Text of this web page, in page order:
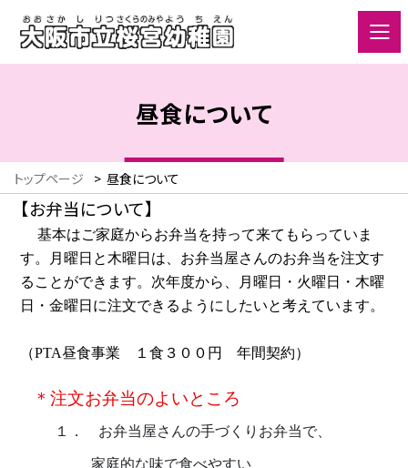
昼食について
トップページ > 昼食について
【お弁当について】
基本はご家庭からお弁当を持って来てもらっていま
す。
月曜日と木曜日は、お弁当屋さんのお弁当を注文す
る ことができ ます。次年度から、月曜日・火曜日・木曜
日・金曜日に注文できるように したいと考えています。
（PTA昼食事業 １食３００円 年間契約）
＊注文お弁当のよいところ
１． お弁当屋さんの手づくりお弁当で、
家庭的な味で食べやすい